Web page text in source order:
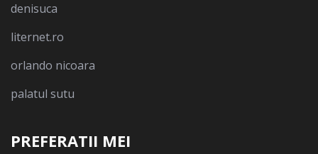
denisuca
liternet.ro
orlando nicoara
palatul sutu
PREFERATII MEI